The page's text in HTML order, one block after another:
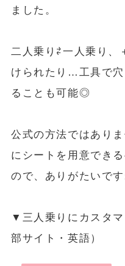
ました。
二人乗り⇄一人乗り、
けられたり…工具で
ることも可能◎
公式の方法ではあり
にシートを用意でき
ので、ありがたいです
▼三人乗りにカスタ
部サイト・英語）